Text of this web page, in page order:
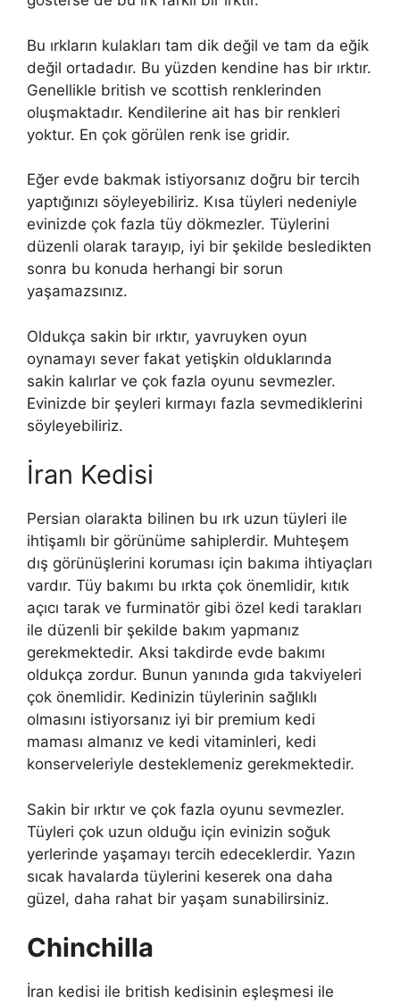
Bu ırkların kulakları tam dik değil ve tam da eğik
değil ortadadır. Bu yüzden kendine has bir ırktır.
Genellikle british ve scottish renklerinden
oluşmaktadır. Kendilerine ait has bir renkleri
yoktur. En çok görülen renk ise gridir.
Eğer evde bakmak istiyorsanız doğru bir tercih
yaptığınızı söyleyebiliriz. Kısa tüyleri nedeniyle
evinizde çok fazla tüy dökmezler. Tüylerini
düzenli olarak tarayıp, iyi bir şekilde besledikten
sonra bu konuda herhangi bir sorun
yaşamazsınız.
Oldukça sakin bir ırktır, yavruyken oyun
oynamayı sever fakat yetişkin olduklarında
sakin kalırlar ve çok fazla oyunu sevmezler.
Evinizde bir şeyleri kırmayı fazla sevmediklerini
söyleyebiliriz.
İran Kedisi
Persian olarakta bilinen bu ırk uzun tüyleri ile
ihtişamlı bir görünüme sahiplerdir. Muhteşem
dış görünüşlerini koruması için bakıma ihtiyaçları
vardır. Tüy bakımı bu ırkta çok önemlidir, kıtık
açıcı tarak ve furminatör gibi özel kedi tarakları
ile düzenli bir şekilde bakım yapmanız
gerekmektedir. Aksi takdirde evde bakımı
oldukça zordur. Bunun yanında gıda takviyeleri
çok önemlidir. Kedinizin tüylerinin sağlıklı
olmasını istiyorsanız iyi bir premium kedi
maması almanız ve kedi vitaminleri, kedi
konserveleriyle desteklemeniz gerekmektedir.
Sakin bir ırktır ve çok fazla oyunu sevmezler.
Tüyleri çok uzun olduğu için evinizin soğuk
yerlerinde yaşamayı tercih edeceklerdir. Yazın
sıcak havalarda tüylerini keserek ona daha
güzel, daha rahat bir yaşam sunabilirsiniz.
Chinchilla
İran kedisi ile british kedisinin eşleşmesi ile